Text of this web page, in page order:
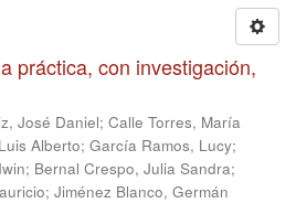
práctica, con investigación,
José Daniel; Calle Torres, María
Alberto; García Ramos, Lucy;
; Bernal Crespo, Julia Sandra;
; Jiménez Blanco, Germán